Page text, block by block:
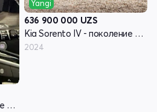
Kia Sorento IV - поколение рестайлинг
Yangi
636 900 000 UZS
Kia Sorento IV - поколение рестайлинг
2024